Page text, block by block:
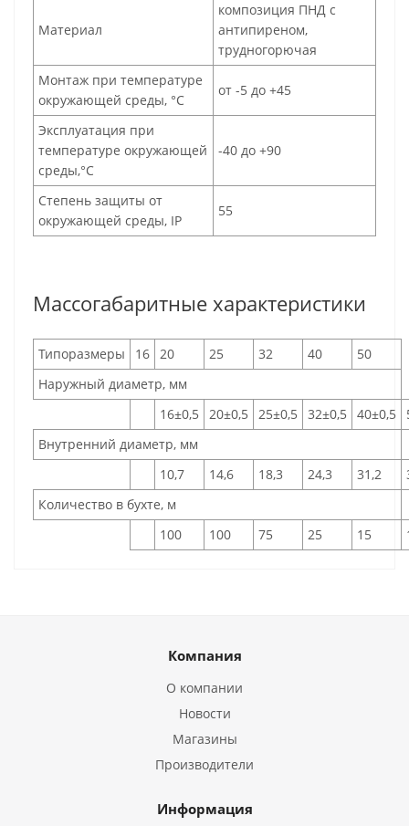
Материал
композиция ПНД с
антипиреном,
трудногорючая
Монтаж при температуре
окружающей среды, °C
от -5 до +45
Эксплуатация при
температуре окружающей
среды,°C
-40 до +90
Степень защиты от
окружающей среды, IP
55
Массогабаритные характеристики
Типоразмеры 16 20 25 32 40
50
Наружный диаметр, мм
16±0,5
20±0,5 25±0,5 32±0,5 40±0,5
Внутренний диаметр, мм
10,7
14,6 18,3 24,3 31,2
Количество в бухте, м
100
100 75 25 15
Компания
О компании
Новости
Магазины
Производители
Информация